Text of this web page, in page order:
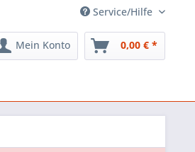
Service/Hilfe
Mein Konto 0,00 € *